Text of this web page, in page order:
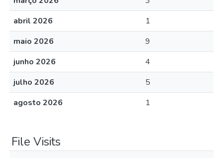
abril 2026
1
maio 2026
9
junho 2026
4
julho 2026
5
agosto 2026
1
File Visits